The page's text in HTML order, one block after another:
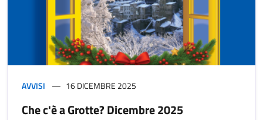
AVVISI 16 DICEMBRE 2025
Che c'è a Grotte? Dicembre 2025